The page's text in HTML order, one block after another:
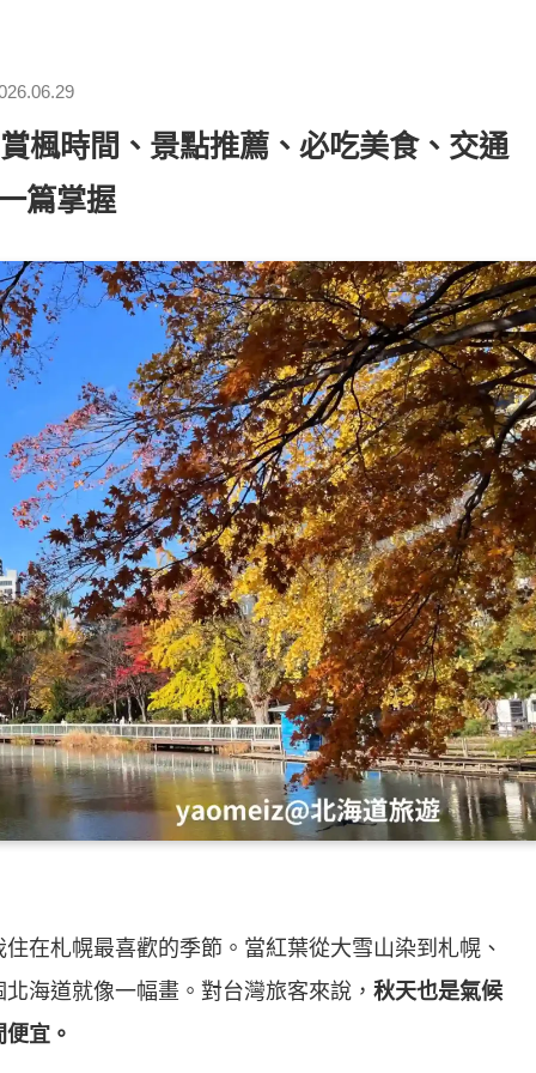
楓時間、景點推薦、必吃美食、交通
篇掌握
在札幌最喜歡的季節。當紅葉從大雪山染到札幌、
海道就像一幅畫。對台灣旅客來說， 秋天也是氣候
宜。